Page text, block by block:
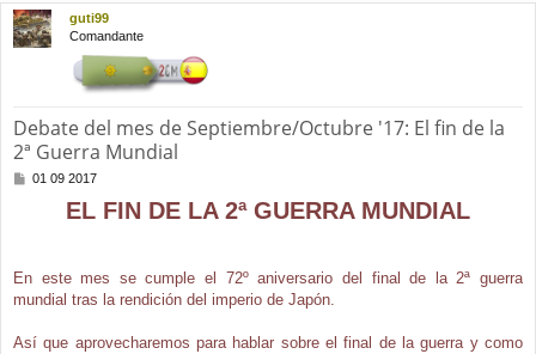
guti99
Comandante
Debate del mes de Septiembre/Octubre '17: El fin de la
2ª Guerra Mundial
M
e
01 09 2017
EL FIN DE LA 2ª GUERRA MUNDIAL
En este mes se cumple el 72º aniversario del final de la 2ª guerra
mundial tras la rendición del imperio de Japón.
Así que aprovecharemos para hablar sobre el final de la guerra y como